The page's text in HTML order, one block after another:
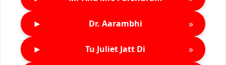
► Dr. Aarambhi »
► Tu Juliet Jatt Di »